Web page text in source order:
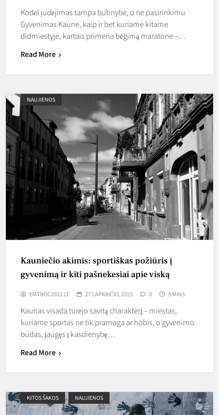
Kodėl judėjimas tampa būtinybe, o ne pasirinkimu
Gyvenimas Kaune, kaip ir bet kuriame kitame
didmiestyje, kartais primena bėgimą maratone –…
Read More
NAUJIENOS
Kauniečio akimis: sportiškas požiūris į
gyvenimą ir kiti pašnekesiai apie viską
EMTBOC2022.LT 27 LAPKRIČIO, 2025 0 5 MINS
Kaunas visada turėjo savitą charakterį – miestas,
kuriame sportas ne tik pramoga ar hobis, o gyvenimo
būdas, įaugęs į kasdienybę…
Read More
KITOS ŠAKOS NAUJIENOS